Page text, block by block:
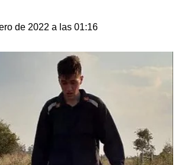
de 2022 a las 01:16